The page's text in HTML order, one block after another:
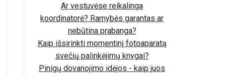
Ar vestuvėse reikalinga
koordinatorė? Ramybės garantas ar
nebūtina prabanga?
Kaip išsirinkti momentinį fotoaparatą
svečių palinkėjimų knygai?
Pinigų dovanojimo idėjos - kaip juos